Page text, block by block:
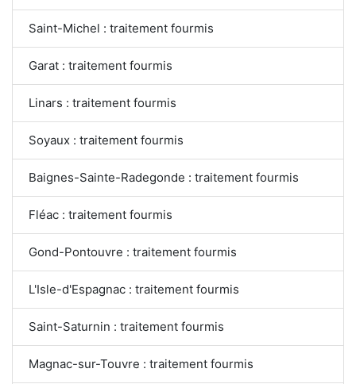
Saint-Michel : traitement fourmis
Garat : traitement fourmis
Linars : traitement fourmis
Soyaux : traitement fourmis
Baignes-Sainte-Radegonde : traitement fourmis
Fléac : traitement fourmis
Gond-Pontouvre : traitement fourmis
L'Isle-d'Espagnac : traitement fourmis
Saint-Saturnin : traitement fourmis
Magnac-sur-Touvre : traitement fourmis